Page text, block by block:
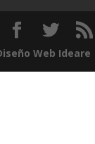
Web Ideare